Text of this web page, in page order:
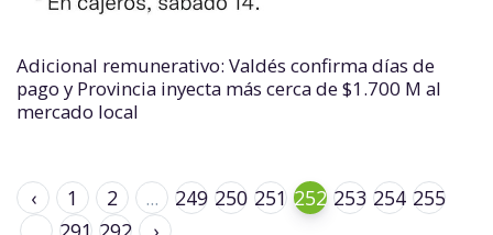
Adicional remunerativo: Valdés confirma días de
pago y Provincia inyecta más cerca de $1.700 M al
mercado local
‹ 1 2 ... 249 250 251 252 253 254 255